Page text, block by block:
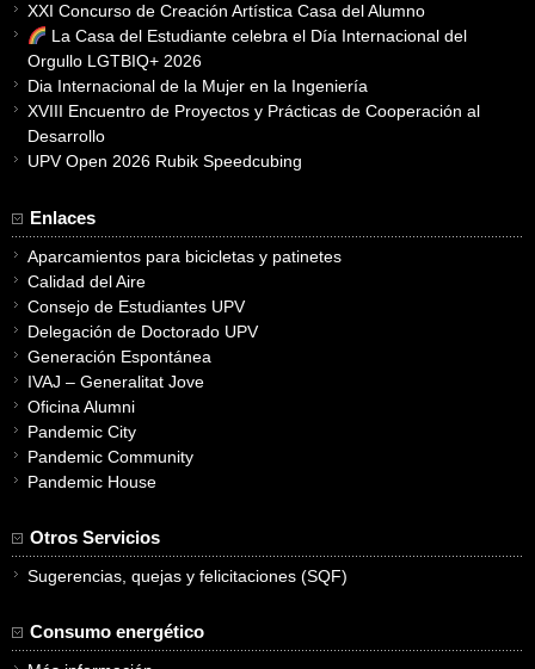
XXI Concurso de Creación Artística Casa del Alumno
La Casa del Estudiante celebra el Día Internacional del
Orgullo LGTBIQ+ 2026
Dia Internacional de la Mujer en la Ingeniería
XVIII Encuentro de Proyectos y Prácticas de Cooperación al
Desarrollo
UPV Open 2026 Rubik Speedcubing
Enlaces
Aparcamientos para bicicletas y patinetes
Calidad del Aire
Consejo de Estudiantes UPV
Delegación de Doctorado UPV
Generación Espontánea
IVAJ – Generalitat Jove
Oficina Alumni
Pandemic City
Pandemic Community
Pandemic House
Otros Servicios
Sugerencias, quejas y felicitaciones (SQF)
Consumo energético